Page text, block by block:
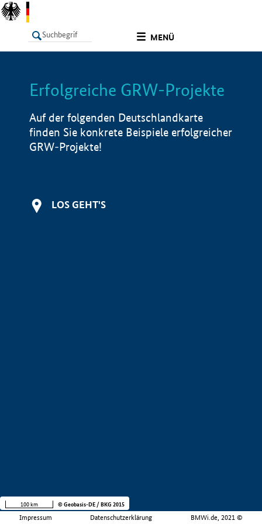
MENÜ
LISTE Info
Erfolgreiche GRW-Projekte
Auf der folgenden Deutschlandkarte
finden Sie konkrete Beispiele erfolgreicher
GRW-Projekte!
LOS GEHT'S
Impressum Datenschutzerklärung BMWi.de, 2021 ©
100 km © Geobasis-DE / BKG 2015